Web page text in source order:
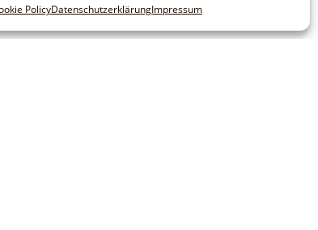
PolicyDatenschutzerklärungImpressum